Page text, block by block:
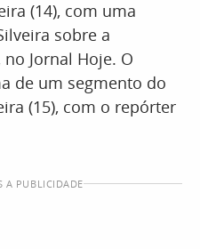
(14), com uma
sobre a
Jornal Hoje. O
de um segmento do
(15), com o repórter
A PUBLICIDADE